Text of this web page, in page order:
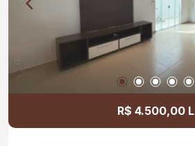
R$ 4.500,00 L